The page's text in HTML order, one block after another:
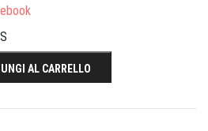
AL CARRELLO